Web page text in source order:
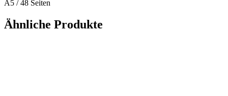
A5 / 48 Seiten
Ähnliche Produkte